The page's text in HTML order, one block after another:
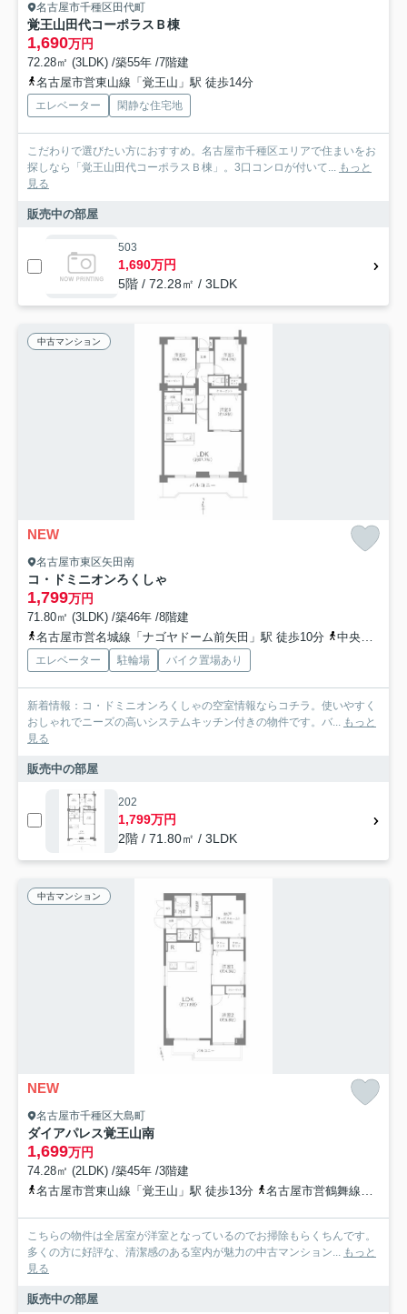
名古屋市千種区田代町
覚王山田代コーポラスＢ棟
1,690万円
72.28㎡ (3LDK) /築55年 /7階建
名古屋市営東山線「覚王山」駅 徒歩14分
エレベーター 閑静な住宅地
こだわりで選びたい方におすすめ。名古屋市千種区エリアで住まいをお
探しなら「覚王山田代コーポラスＢ棟」。3口コンロが付いて... もっと
見る
販売中の部屋
503
1,690万円
5階 / 72.28㎡ / 3LDK
中古マンション
NEW
名古屋市東区矢田南
コ・ドミニオンろくしゃ
1,799万円
71.80㎡ (3LDK) /築46年 /8階建
名古屋市営名城線「ナゴヤドーム前矢田」駅 徒歩10分
中央線「大曽根」駅 徒歩18分
エレベーター 駐輪場 バイク置場あり
新着情報：コ・ドミニオンろくしゃの空室情報ならコチラ。使いやすく
おしゃれでニーズの高いシステムキッチン付きの物件です。バ...
もっと
見る
販売中の部屋
202
1,799万円
2階 / 71.80㎡ / 3LDK
中古マンション
NEW
名古屋市千種区大島町
ダイアパレス覚王山南
1,699万円
74.28㎡ (2LDK) /築45年 /3階建
名古屋市営東山線「覚王山」駅 徒歩13分
名古屋市営鶴舞線「川名」駅 徒歩15分
こちらの物件は全居室が洋室となっているのでお掃除もらくちんです。
多くの方に好評な、清潔感のある室内が魅力の中古マンション...
もっと
見る
販売中の部屋